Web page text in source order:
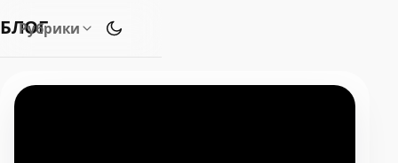
БЛОГ
Рубрики Переключить тему оформления